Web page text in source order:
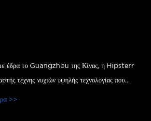
έδρα το Guangzhou της Κίνας, η Hipsterr
τέχνης νυχιών υψηλής τεχνολογίας που
>>